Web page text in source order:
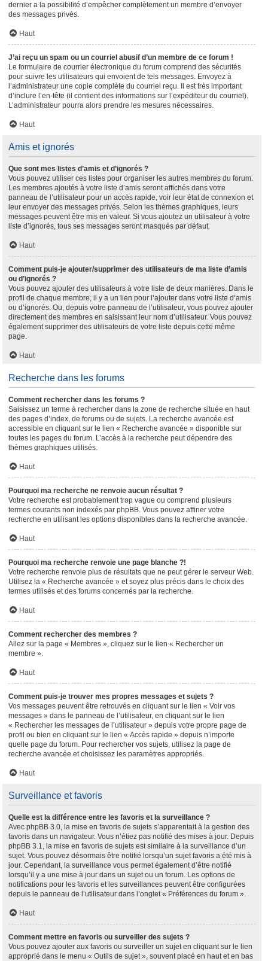
dernier a la possibilité d’empêcher complètement un membre d’envoyer
des messages privés.
Haut
J’ai reçu un spam ou un courriel abusif d’un membre de ce forum !
Le formulaire de courrier électronique du forum comprend des sécurités
pour suivre les utilisateurs qui envoient de tels messages. Envoyez à
l’administrateur une copie complète du courriel reçu. Il est très important
d’inclure l’en-tête (il contient des informations sur l’expéditeur du courriel).
L’administrateur pourra alors prendre les mesures nécessaires.
Haut
Amis et ignorés
Que sont mes listes d’amis et d’ignorés ?
Vous pouvez utiliser ces listes pour organiser les autres membres du forum.
Les membres ajoutés à votre liste d’amis seront affichés dans votre
panneau de l’utilisateur pour un accès rapide, voir leur état de connexion et
leur envoyer des messages privés. Selon les thèmes graphiques, leurs
messages peuvent être mis en valeur. Si vous ajoutez un utilisateur à votre
liste d’ignorés, tous ses messages seront masqués par défaut.
Haut
Comment puis-je ajouter/supprimer des utilisateurs de ma liste d’amis
ou d’ignorés ?
Vous pouvez ajouter des utilisateurs à votre liste de deux manières. Dans le
profil de chaque membre, il y a un lien pour l’ajouter dans votre liste d’amis
ou d’ignorés. Ou, depuis votre panneau de l’utilisateur, vous pouvez ajouter
directement des membres en saisissant leur nom d’utilisateur. Vous pouvez
également supprimer des utilisateurs de votre liste depuis cette même
page.
Haut
Recherche dans les forums
Comment rechercher dans les forums ?
Saisissez un terme à rechercher dans la zone de recherche située en haut
des pages d’index, de forums ou de sujets. La recherche avancée est
accessible en cliquant sur le lien « Recherche avancée » disponible sur
toutes les pages du forum. L’accès à la recherche peut dépendre des
thèmes graphiques utilisés.
Haut
Pourquoi ma recherche ne renvoie aucun résultat ?
Votre recherche est probablement trop vague ou comprend plusieurs
termes courants non indexés par phpBB. Vous pouvez affiner votre
recherche en utilisant les options disponibles dans la recherche avancée.
Haut
Pourquoi ma recherche renvoie une page blanche ?!
Votre recherche renvoie plus de résultats que ne peut gérer le serveur Web.
Utilisez la « Recherche avancée » et soyez plus précis dans le choix des
termes utilisés et des forums concernés par la recherche.
Haut
Comment rechercher des membres ?
Allez sur la page « Membres », cliquez sur le lien « Rechercher un
membre ».
Haut
Comment puis-je trouver mes propres messages et sujets ?
Vos messages peuvent être retrouvés en cliquant sur le lien « Voir vos
messages » dans le panneau de l’utilisateur, en cliquant sur le lien
« Rechercher les messages de l’utilisateur » depuis votre propre page de
profil ou bien en cliquant sur le lien « Accès rapide » depuis n’importe
quelle page du forum. Pour rechercher vos sujets, utilisez la page de
recherche avancée et choisissez les paramètres appropriés.
Haut
Surveillance et favoris
Quelle est la différence entre les favoris et la surveillance ?
Avec phpBB 3.0, la mise en favoris de sujets s’apparentait à la gestion des
favoris dans un navigateur. Vous n’étiez pas notifié des mises à jour. Depuis
phpBB 3.1, la mise en favoris de sujets est similaire à la surveillance d’un
sujet. Vous pouvez désormais être notifié lorsqu’un sujet favoris a été mis à
jour. Cependant, la surveillance vous permet également d’être notifié
lorsqu’il y a une mise à jour dans un sujet ou un forum. Les options de
notifications pour les favoris et les surveillances peuvent être configurées
depuis le panneau de l’utilisateur dans l’onglet « Préférences du forum ».
Haut
Comment mettre en favoris ou surveiller des sujets ?
Vous pouvez ajouter aux favoris ou surveiller un sujet en cliquant sur le lien
approprié dans le menu « Outils de sujet », souvent placé en haut et en bas